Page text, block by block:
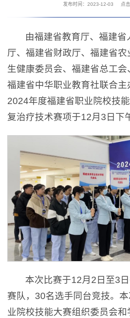
发布时间：2023-12-03 点
由福建省教育厅、福建
厅、福建省财政厅、福建省
生健康委员会、福建省总工会
福建省中华职业教育社联合主
2024年度福建省职业院校技
复治疗技术赛项于12月3日下
本次比赛于12月2日至3
赛队，30名选手同台竞技。
业院校技能大赛组织委员会